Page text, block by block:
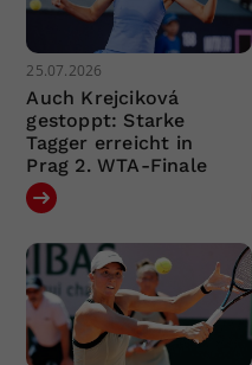
25.07.2026
Auch Krejciková
gestoppt: Starke
Tagger erreicht in
Prag 2. WTA-Finale